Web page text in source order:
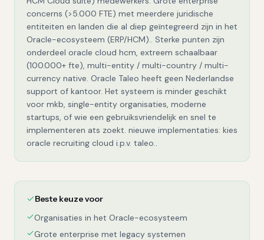
concerns (>5.000 FTE) met meerdere juridische
entiteiten en landen die al diep geïntegreerd zijn in het
Oracle-ecosysteem (ERP/HCM).. Sterke punten zijn
onderdeel oracle cloud hcm, extreem schaalbaar
(100.000+ fte), multi-entity / multi-country / multi-
currency native. Oracle Taleo heeft geen Nederlandse
support of kantoor. Het systeem is minder geschikt
voor mkb, single-entity organisaties, moderne
startups, of wie een gebruiksvriendelijk en snel te
implementeren ats zoekt. nieuwe implementaties: kies
oracle recruiting cloud i.p.v. taleo..
Beste keuze voor
Organisaties in het Oracle-ecosysteem
Grote enterprise met legacy systemen